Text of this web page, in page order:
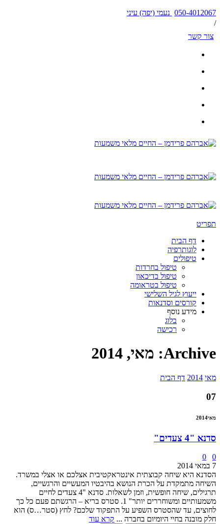
050-4012067 נעמי (יפה) עיני
/
צור קשר
תפריט
דף הבית
לוגותרפיה
טיפולים
טיפול בחרדות
טיפול בדיכאון
טיפול בטראומה
ייעוץ לגיל השלישי
קורסים וסדנאות
מידע נוסף
בלוג
רכישה
Archive: מאי, 2014
מאי 2014 דף הבית
07
מאי2014
סדנא "4 צעדים"
0
0
7 במאי 2014
הסדנא היא שיחה קבוצתית אינטראקטיבית אצלכם או אצלי במשרד.
השיחה מתמקדת על הכרת הנושא בהיבטיו המעשיים והרגשיים,
תרגילים, שיחה חופשית, וזמן לשאלות. סדנא "4 צעדים לחיים
משמעותיים ומשוחררים יותר" 1. סטרס בריא – הרגשתם פעם כל כך
לחוצים, עד שהסטרס השפיע על התפקוד שלכם? לחץ (סטר…ס) הוא
חלק מובנה בחיי היומיום בחברה ... קרא עוד